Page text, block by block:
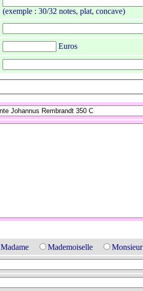
(exemple : 30/32 notes, plat, concave)
Euros
Madame Mademoiselle
Monsieur